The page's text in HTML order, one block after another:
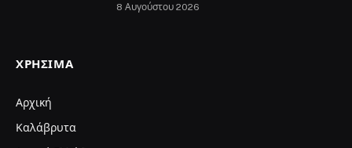
8 Αυγούστου 2026
ΧΡΉΣΙΜΑ
Αρχική
Καλάβρυτα